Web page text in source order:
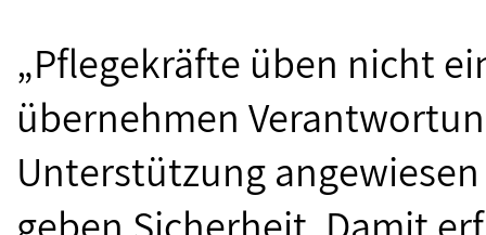
„Pflegekräfte üben nicht
übernehmen
Unterstützung